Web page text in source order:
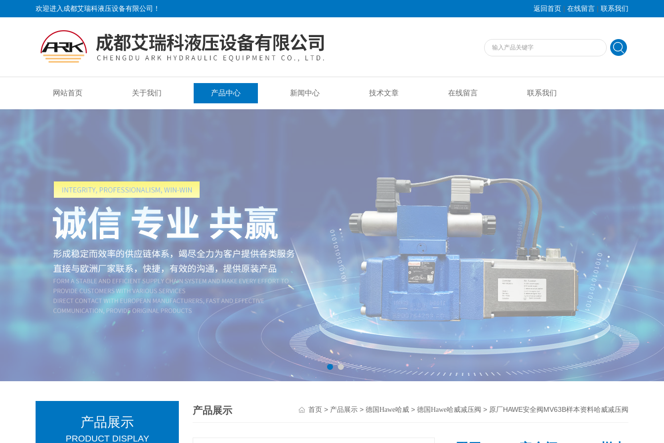
欢迎进入成都艾瑞科液压设备有限公司！ 返回首页 | 在线留言 | 联系我们
网站首页 关于我们 产品中心 新闻中心 技术文章 在线留言 联系我们
产品展示
PRODUCT DISPLAY
产品展示 首页 > 产品展示 > 德国Hawe哈威 > 德国Hawe哈威减压阀 > 原厂HAWE安全阀MV63B样本资料哈威减压阀